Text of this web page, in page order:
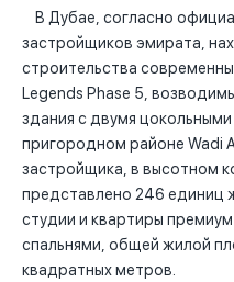
В Дубае, согласно
застройщиков эмирата,
строительства
Legends Phase 5,
здания с двумя
пригородном районе Wadi
застройщика, в высотном
представлено 246 единиц
студии и квартиры
спальнями, общей жилой
квадратных метров.